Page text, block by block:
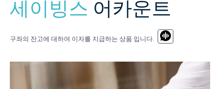
세이빙스 어카운트
구좌의 잔고에 대하여 이자를 지급하는 상품 입니다.